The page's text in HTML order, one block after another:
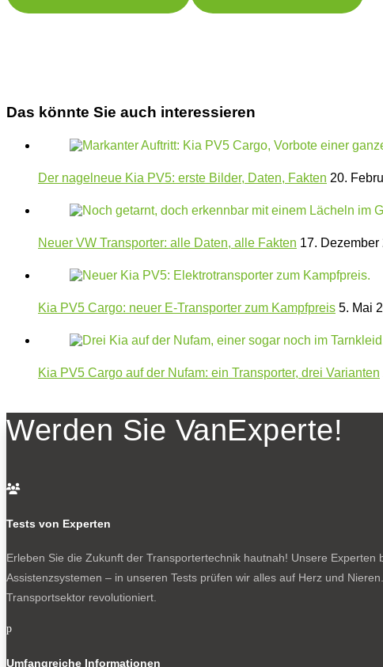
Das könnte Sie auch interessieren
Der nagelneue Kia PV5: erste Bilder, Daten, Fakten 20.
Neuer VW Transporter: alle Daten, alle Fakten 17. Dezember
Kia PV5 Cargo: neuer E-Transporter zum Kampfpreis 5. Mai
Kia PV5 Cargo auf der Nufam: ein Transporter, drei Varianten
Werden Sie VanExperte!

Tests von Experten
Erleben Sie die Zukunft der Transportertechnik hautnah! Unsere
Assistenzsystemen – in unseren Tests prüfen wir alles auf Herz und
Transportsektor revolutioniert.
p
Umfangreiche Informationen